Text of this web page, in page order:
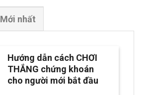
Mới nhất
Hướng dẫn cách CHƠI
THẮNG chứng khoán
cho người mới bắt đầu